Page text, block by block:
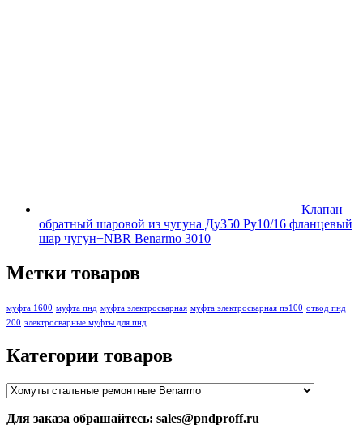
Клапан
обратный шаровой из чугуна Ду350 Ру10/16 фланцевый
шар чугун+NBR Benarmo 3010
Метки товаров
муфта 1600 муфта пнд муфта электросварная муфта электросварная пэ100 отвод пнд
200 электросварные муфты для пнд
Категории товаров
Для заказа обрашайтесь: sales@pndproff.ru